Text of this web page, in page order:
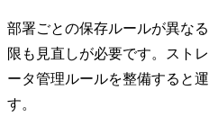
部署ごとの保存ルールが異な
限も見直しが必要です。スト
ータ管理ルールを整備すると
す。